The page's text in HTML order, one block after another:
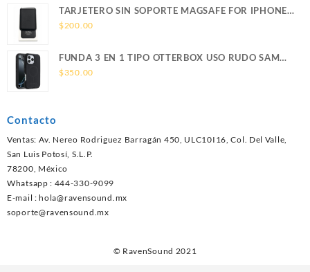
TARJETERO SIN SOPORTE MAGSAFE FOR IPHONE
LEATHER WALLET MAGSAFE
$200.00
FUNDA 3 EN 1 TIPO OTTERBOX USO RUDO SAM
S26 ULTRA SAMSUNG S26 ULTRA
$350.00
Contacto
Ventas: Av. Nereo Rodriguez Barragán 450, ULC10I16, Col. Del Valle,
San Luis Potosí, S.L.P.
78200, México
Whatsapp : 444-330-9099
E-mail :hola@ravensound.mx
soporte@ravensound.mx
© RavenSound 2021